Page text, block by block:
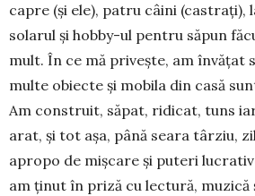
capre (și ele), patru câini (castrați),
solarul și hobby-ul pentru săpun
mult. În ce mă pri­vește, am învățat
multe obiec­te și mobila din casă
Am con­struit, săpat, ridicat, tuns
arat, și tot așa, până seara târziu,
apropo de mișcare și puteri
am ținut în priză cu lectură, mu­zică